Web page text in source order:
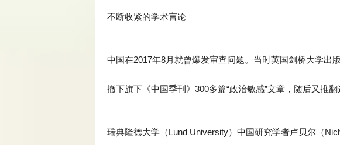
不断收紧的学术言论
中国在2017年8月就曾爆发审查问题。当时英国剑桥大学出
撤下旗下《中国季刊》300多篇“政治敏感”文章，随后又推
瑞典隆德大学（Lund University）中国研究学者卢贝尔（